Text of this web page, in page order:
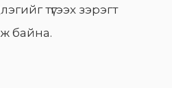
түгээх зэрэгт
байна.